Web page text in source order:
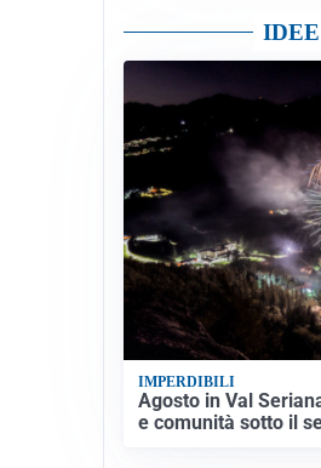
IMPERDIBILI
Agosto in Val
e comunità sotto il